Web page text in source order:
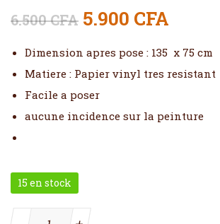
6.500CFA Le prix initial
5.900 CFA
Dimension apres pose : 135 x 75 cm
Matiere : Papier vinyl tres resistant
Facile a poser
aucune incidence sur la peinture
15 en stock
quantité de --- Autocollant chiffres